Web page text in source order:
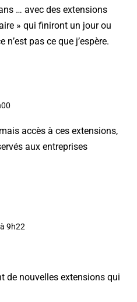
… avec des extensions
» qui finiront un jour ou
n’est pas ce que j’espère.
accès à ces extensions,
aux entreprises
9h22
de nouvelles extensions qui